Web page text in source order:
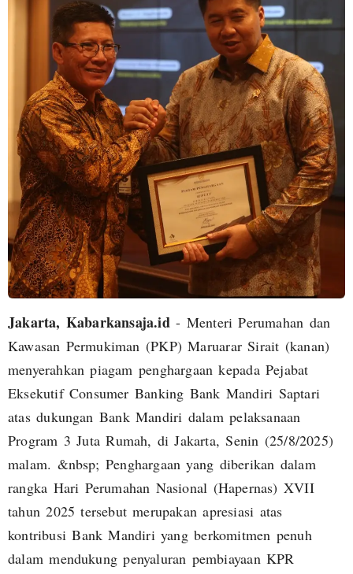
Jakarta, Kabarkansaja.id - Menteri Perumahan dan
Kawasan Permukiman (PKP) Maruarar Sirait (kanan)
menyerahkan piagam penghargaan kepada Pejabat
Eksekutif Consumer Banking Bank Mandiri Saptari
atas dukungan Bank Mandiri dalam pelaksanaan
Program 3 Juta Rumah, di Jakarta, Senin (25/8/2025)
malam. &nbsp; Penghargaan yang diberikan dalam
rangka Hari Perumahan Nasional (Hapernas) XVII
tahun 2025 tersebut merupakan apresiasi atas
kontribusi Bank Mandiri yang berkomitmen penuh
dalam mendukung penyaluran pembiayaan KPR